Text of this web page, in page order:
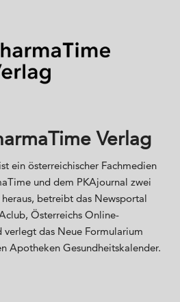
Verlag
ein österreichischer Fachmedien
und dem PKAjournal zwei
betreibt das Newsportal
Österreichs Online-
das Neue Formularium
Apotheken Gesundheitskalender.